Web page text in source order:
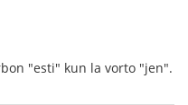
"esti" kun la vorto "jen".